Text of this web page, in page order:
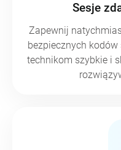
Sesje
Zapewnij
bezpiecznych
technikom szybkie i